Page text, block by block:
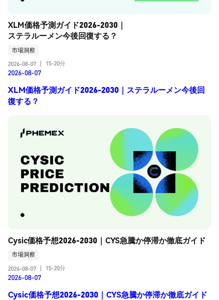
XLM価格予測ガイド2026-2030｜
ステラルーメン今後回復する？
市場洞察
2026-08-07
15-20分
2026-08-07
XLM価格予測ガイド2026-2030｜ステラルーメン今後回
復する？
Cysic価格予想2026-2030｜CYS急騰か停滞か徹底ガイド
市場洞察
2026-08-07
15-20分
2026-08-07
Cysic価格予想2026-2030｜CYS急騰か停滞か徹底ガイド